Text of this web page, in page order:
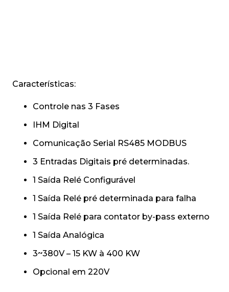
Características:
Controle nas 3 Fases
IHM Digital
Comunicação Serial RS485 MODBUS
3 Entradas Digitais pré determinadas.
1 Saída Relé Configurável
1 Saída Relé pré determinada para falha
1 Saída Relé para contator by-pass externo
1 Saída Analógica
3~380V – 15 KW à 400 KW
Opcional em 220V